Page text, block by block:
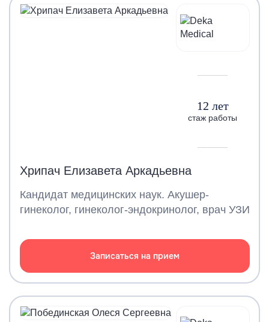
12 лет
стаж работы
Хрипач Елизавета Аркадьевна
Кандидат медицинских наук. Акушер-
гинеколог, гинеколог-эндокринолог, врач УЗИ
Записаться на прием